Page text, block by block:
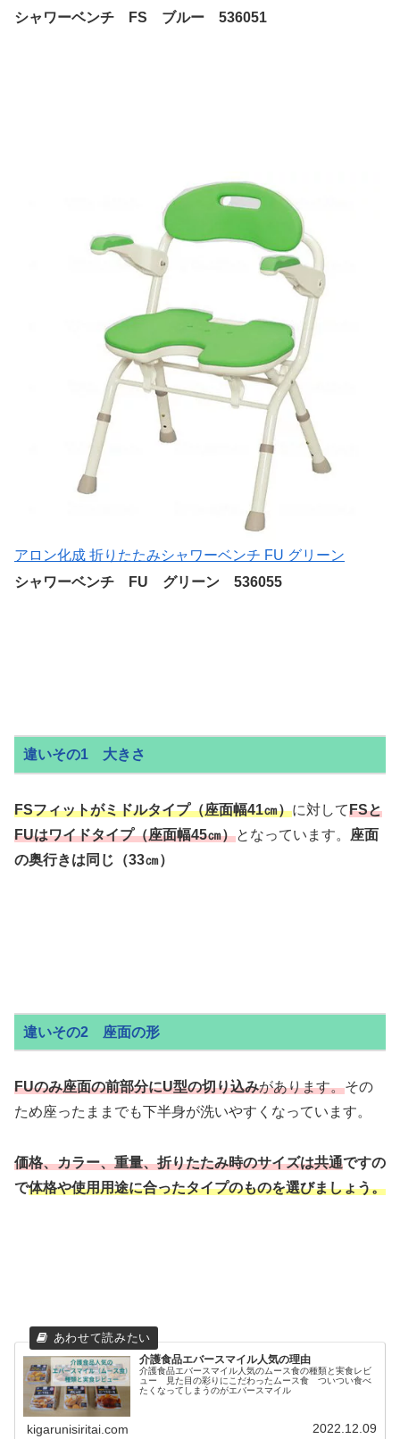
シャワーベンチ
FS ブルー 536051
アロン化成 折りたたみシャワーベンチ FU グリーン
シャワーベンチ FU グリーン 536055
違いその1 大きさ
FSフィットがミドルタイプ（座面幅41㎝）に対してFSと
FUはワイドタイプ（座面幅45㎝）となっています。 座面
の奥行きは同じ（33㎝）
違いその2 座面の形
FUのみ座面の前部分にU型の切り込みがあります。その
ため座ったままでも下半身が洗いやすくなっています。
価格、カラー、重量、折りたたみ時のサイズは共通ですの
で体格や使用用途に合ったタイプのものを選びましょう。
介護食品エバースマイル人気の理由
介護食品エバースマイル人気のムース食の種類と実食レビ
ュー 見た目の彩りにこだわったムース食 ついつい食べ
たくなってしまうのがエバースマイル
kigarunisiritai.com 2022.12.09